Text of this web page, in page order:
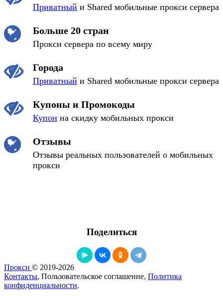
Приватный и Shared мобильные прокси сервера
Больше 20 стран
Прокси сервера по всему миру
Города
Приватный и Shared мобильные прокси сервера
Купоны и Промокоды
Купон на скидку мобильных прокси
Отзывы
Отзывы реальных пользователей о мобильных
прокси
Поделиться
Прокси © 2019-2026
Контакты, Пользовательское соглашение, Политика
конфиденциальности.